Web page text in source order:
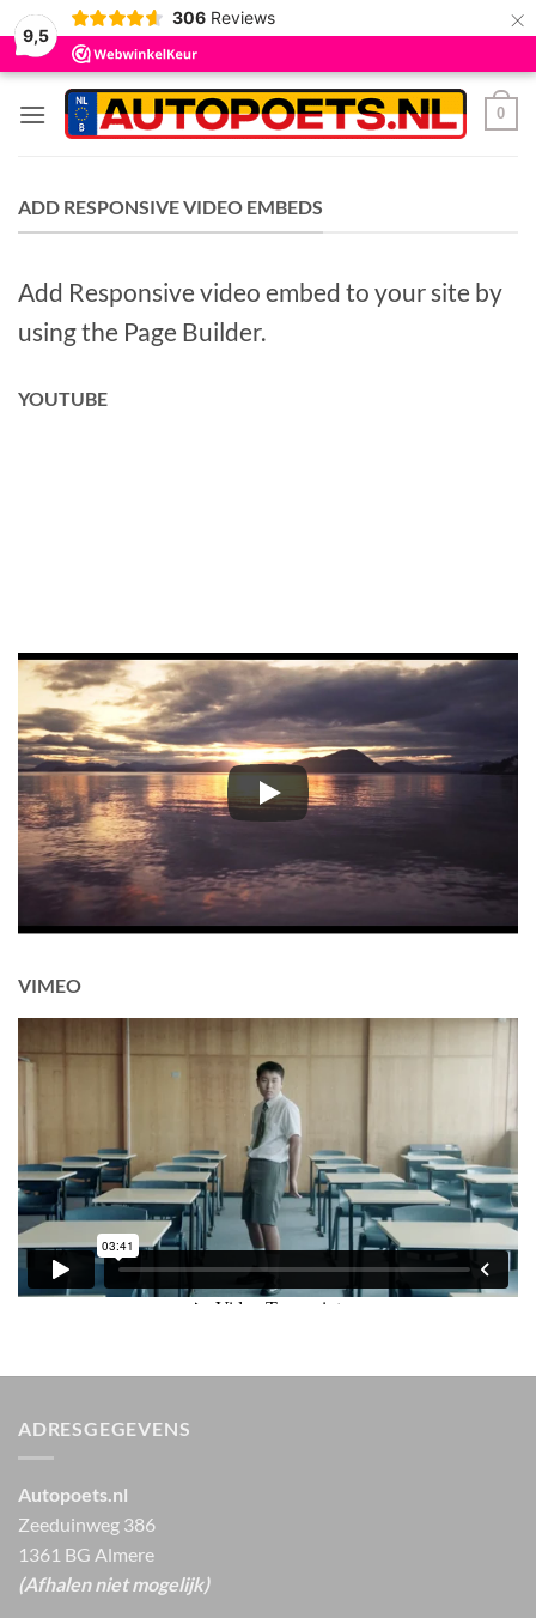
9,5
306 Reviews ×
Ga
naar
0
ADD RESPONSIVE VIDEO EMBEDS
Add Responsive video embed to your site by
using the Page Builder.
YOUTUBE
VIMEO
ADRESGEGEVENS
Autopoets.nl
Zeeduinweg 386
1361 BG Almere
(Afhalen niet mogelijk)